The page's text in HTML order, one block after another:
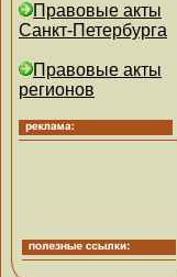
Правовые акты
Санкт-Петербурга
Правовые акты
регионов